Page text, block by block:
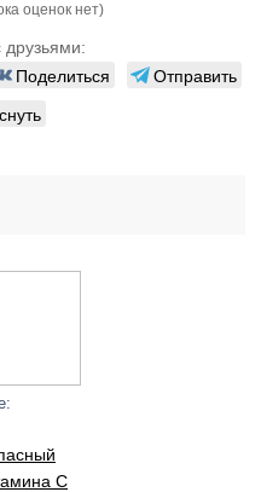
оценок нет)
друзьями:
Поделиться
Отправить
С